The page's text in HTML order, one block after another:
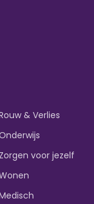
& Verlies
Zorgen voor jezelf